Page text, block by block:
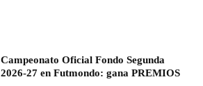
Campeonato Oficial Fondo Segunda
2026-27 en Futmondo: gana PREMIOS